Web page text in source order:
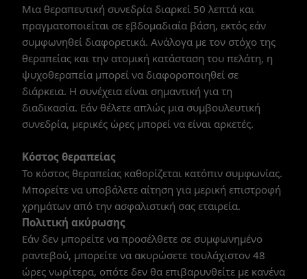
Μια θεραπευτική συνεδρία διαρκεί 50 λεπτά και
πραγματοποιείται σε εβδομαδιαία βάση, εκτός εάν
συμφωνηθεί διαφορετικά. Ανάλογα με τον στόχο της
θεραπείας και την ατομική κατάσταση του πελάτη, η
ψυχοθεραπεία μπορεί να διαφοροποιηθεί σε
διάρκεια. Η συνέχεια είναι σημαντική για τη
διαδικασία. Εάν θέλετε απλώς μια συμβουλευτική
συνεδρία, μερικές ώρες μπορεί να είναι αρκετές.
Κόστος θεραπείας
Το κόστος θεραπείας καθορίζεται κατόπιν συμφωνίας.
Μπορείτε να υποβάλετε αίτηση για μερική επιστροφή
χρημάτων από την ασφαλιστική σας εταιρεία.
Πολιτική ακύρωσης
Εάν δεν μπορείτε να προσέλθετε σε συμφωνημένο
ραντεβού, μπορείτε να ακυρώσετε τουλάχιστον 48
ώρες νωρίτερα, οπότε δεν θα επιβαρυνθείτε με κανένα